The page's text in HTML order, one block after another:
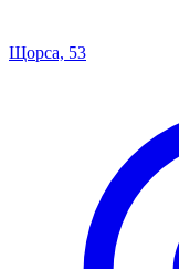
Щорса, 53